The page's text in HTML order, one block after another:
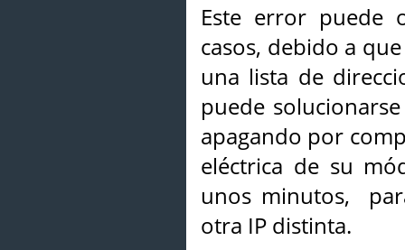
Este error puede
casos, debido a
una lista de
puede
apagando por
eléctrica de su
unos minutos,
otra IP distinta.